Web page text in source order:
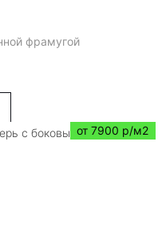
фрамугой
от 7900 р/м2